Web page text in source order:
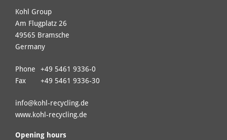
Kohl Group
Am Flugplatz 26
49565 Bramsche
Germany
Phone
+49 5461 9336-0
Fax
+49 5461 9336-30
info@kohl-recycling.de
www.kohl-recycling.de
Opening hours